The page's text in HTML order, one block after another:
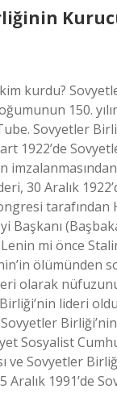
kurdu?
150.
Sovyetler
1922’de
30 Aralık
tarafından
Başkanı
mi önce
ölümünden
olarak
lideri
Sosyalist
ve Sovyetler
1991’de